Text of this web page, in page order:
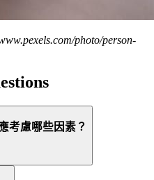
photo/person-
考慮哪些因素？